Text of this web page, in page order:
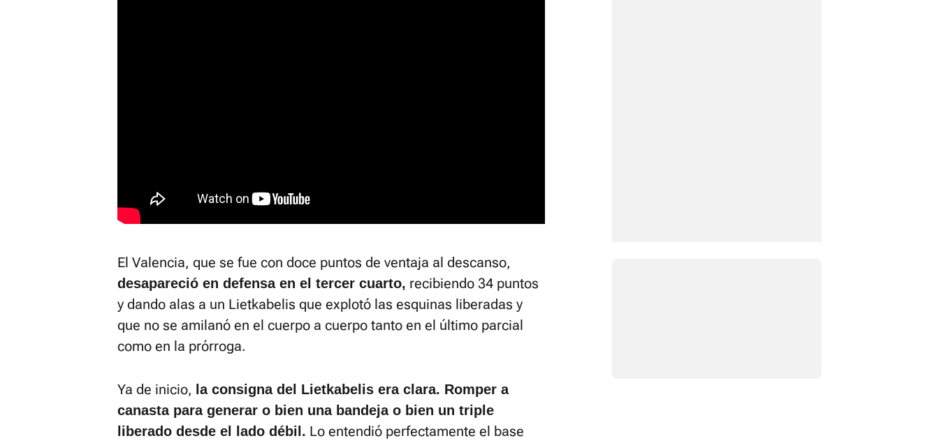
El Valencia, que se fue con doce puntos de ventaja al descanso,
desapareció en defensa en el tercer cuarto, recibiendo 34 puntos
y dando alas a un Lietkabelis que explotó las esquinas liberadas y
que no se amilanó en el cuerpo a cuerpo tanto en el último parcial
como en la prórroga.
Ya de inicio, la consigna del Lietkabelis era clara. Romper a
canasta para generar o bien una bandeja o bien un triple
liberado desde el lado débil. Lo entendió perfectamente el base